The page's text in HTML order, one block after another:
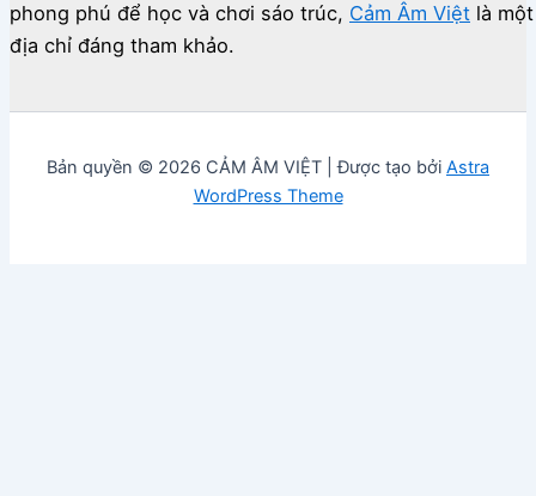
phong phú để học và chơi sáo trúc, Cảm Âm Việt là một
địa chỉ đáng tham khảo.
Bản quyền © 2026 CẢM ÂM VIỆT | Được tạo bởi Astra
WordPress Theme